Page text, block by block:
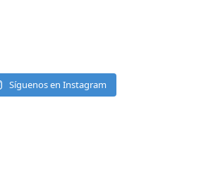
Síguenos en Instagram